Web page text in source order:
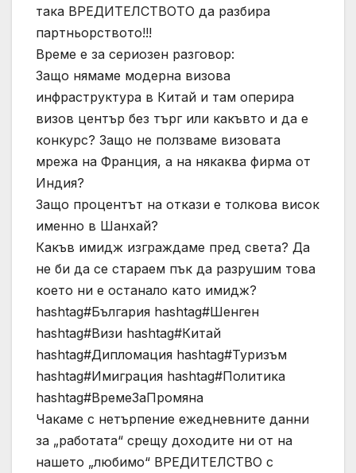
така ВРЕДИТЕЛСТВОТО да разбира
партньорството!!!
Време е за сериозен разговор:
Защо нямаме модерна визова
инфраструктура в Китай и там оперира
визов център без търг или какъвто и да е
конкурс? Защо не ползваме визовата
мрежа на Франция, а на някаква фирма от
Индия?
Защо процентът на откази е толкова висок
именно в Шанхай?
Какъв имидж изграждаме пред света? Да
не би да се стараем пък да разрушим това
което ни е останало като имидж?
hashtag#България hashtag#Шенген
hashtag#Визи hashtag#Китай
hashtag#Дипломация hashtag#Туризъм
hashtag#Имиграция hashtag#Политика
hashtag#ВремеЗаПромяна
Чакаме с нетърпение ежедневните данни
за „работата“ срещу доходите ни от на
нашето „любимо“ ВРЕДИТЕЛСТВО с